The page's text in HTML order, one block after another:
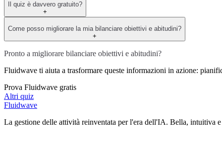
Il quiz è davvero gratuito?
+
Come posso migliorare la mia bilanciare obiettivi e abitudini?
+
Pronto a migliorare bilanciare obiettivi e abitudini?
Fluidwave ti aiuta a trasformare queste informazioni in azione:
Prova Fluidwave gratis
Altri quiz
Fluidwave
La gestione delle attività reinventata per l'era dell'IA. Bella, intuitiva e